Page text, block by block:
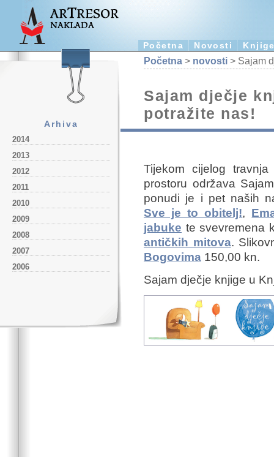
Početna Novosti
Arhiva
2014
2013
2012
2011
2010
2009
2008
2007
2006
Početna > novosti > Sajam
Sajam dječje
potražite nas!
Tijekom cijelog
prostoru održava
ponudi je i pet naših
Sve je to obitelj!,
jabuke te svevremena
antičkih mitova.
Bogovima 150,00 kn.
Sajam dječje knjige u